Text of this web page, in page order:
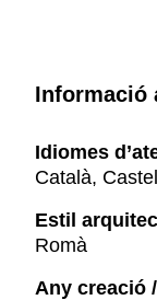
Informació
Idiomes
Català,
Estil
Romà
Any creació